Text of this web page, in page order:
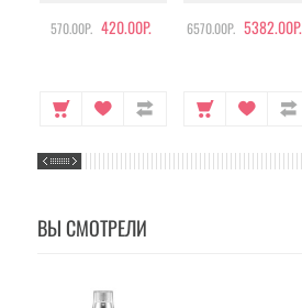
570.00Р. 420.00Р. 6570.00Р. 5382.00Р.
ВЫ СМОТРЕЛИ